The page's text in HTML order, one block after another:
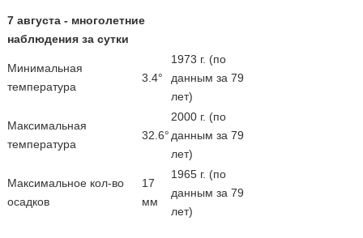
7 августа - многолетние
наблюдения за сутки
Минимальная
температура
3.4°
1973 г. (по
данным за 79
лет)
Максимальная
температура
32.6°
2000 г. (по
данным за 79
лет)
Максимальное кол-во
осадков
17
мм
1965 г. (по
данным за 79
лет)